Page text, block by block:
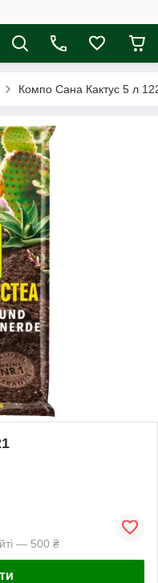
Компо Сана Кактус 5 л
— 500 ₴